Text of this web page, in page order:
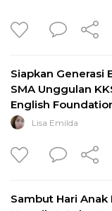
Siapkan Generasi
SMA Unggulan
English
Lisa Emilda
Sambut Hari Anak